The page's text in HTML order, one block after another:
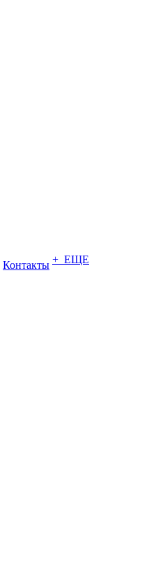
Контакты + ЕЩЕ